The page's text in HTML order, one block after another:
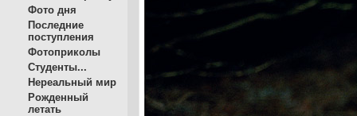
Фото дня
Последние
поступления
Фотоприколы
Студенты...
Нереальный мир
Рожденный
летать